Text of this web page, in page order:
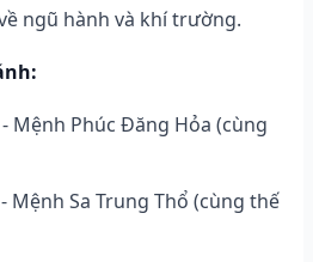
ngũ hành và khí trường.
Mệnh Phúc Đăng Hỏa (cùng
Mệnh Sa Trung Thổ (cùng thế